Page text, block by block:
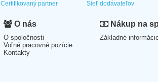
Certifikovaný partner Sieť dodávateľov
O nás
O spoločnosti
Voľné pracovné pozície
Kontakty
Nákup na
Základné